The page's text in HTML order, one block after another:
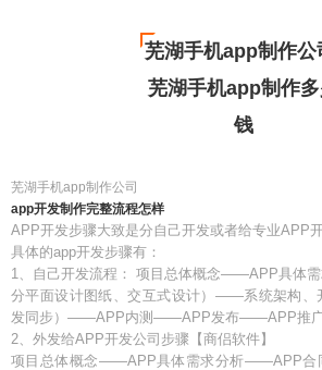
芜湖手机app制作公
芜湖手机app制作
钱
芜湖手机app制作公司
app开发制作完整流程怎样
APP开发步骤大致是分自己开发或者给专业APP
具体的app开发步骤有：
1、自己开发流程： 项目总体概念——APP具体
分平面设计图纸、交互式设计）——系统架构
发同步）——APP内测——APP发布——APP推广
2、外发给APP开发公司步骤【商侣软件】
项目总体概念——APP具体需求分析——APP